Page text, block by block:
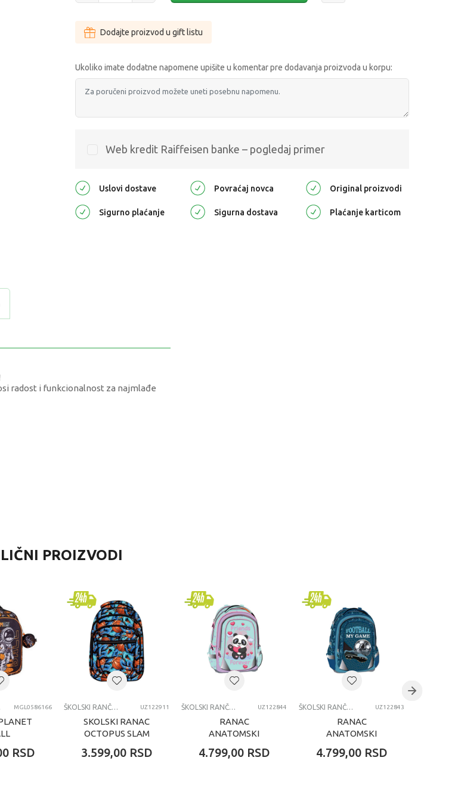
Dodajte proizvod u gift listu
Ukoliko imate dodatne napomene upišite u komentar pre dodavanja proizvoda u korpu:
Web kredit Raiffeisen banke – pogledaj primer
Uslovi dostave Povraćaj novca Original proizvodi
Sigurno plaćanje Sigurna dostava Plaćanje karticom
radost i funkcionalnost za najmlađe
PROIZVODI
MGL0586166
RSD
ŠKOLSKI RANČEVI UZ122911
SKOLSKI RANAC
OCTOPUS SLAM
3.599,00 RSD
ŠKOLSKI RANČEVI UZ122844
RANAC
ANATOMSKI
FOREVER
4.799,00 RSD
ŠKOLSKI RANČEVI UZ122843
RANAC
ANATOMSKI
FOOTBALL MY
4.799,00 RSD